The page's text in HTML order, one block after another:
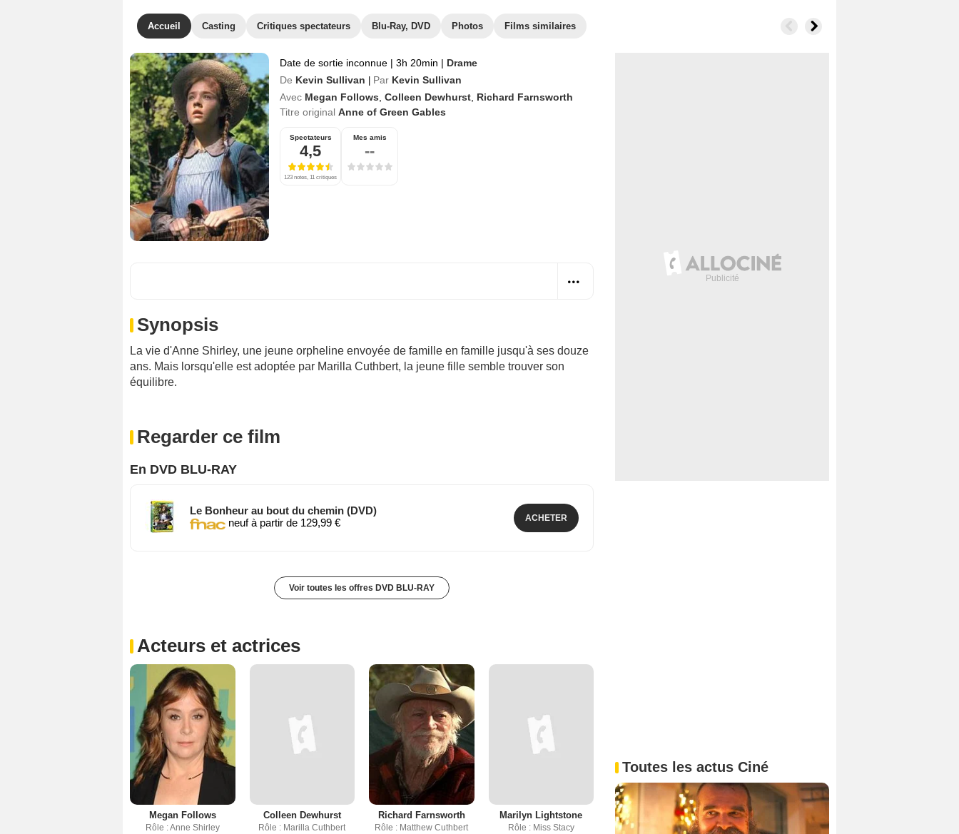
Accueil Casting Critiques spectateurs Blu-Ray, DVD Photos Films similaires
Date de sortie inconnue | 3h 20min | Drame
De Kevin Sullivan Par Kevin Sullivan
Avec Megan Follows Colleen Dewhurst Richard Farnsworth
Titre original Anne of Green Gables
Spectateurs
4,5
123 notes, 11 critiques
Mes amis
--
Synopsis
La vie d'Anne Shirley, une jeune orpheline envoyée de famille en famille jusqu'à ses douze
ans. Mais lorsqu'elle est adoptée par Marilla Cuthbert, la jeune fille semble trouver son
équilibre.
Regarder ce film
En DVD BLU-RAY
Le Bonheur au bout du chemin (DVD)
neuf à partir de 129,99 €
ACHETER
Voir toutes les offres DVD BLU-RAY
Acteurs et actrices
Megan Follows
Rôle : Anne Shirley
Colleen Dewhurst
Rôle : Marilla Cuthbert
Richard Farnsworth
Rôle : Matthew Cuthbert
Marilyn Lightstone
Rôle : Miss Stacy
Toutes les actus Ciné